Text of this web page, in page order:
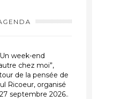
Un week-end
chez moi”,
de la pensée de
Ricoeur, organisé
septembre 2026..